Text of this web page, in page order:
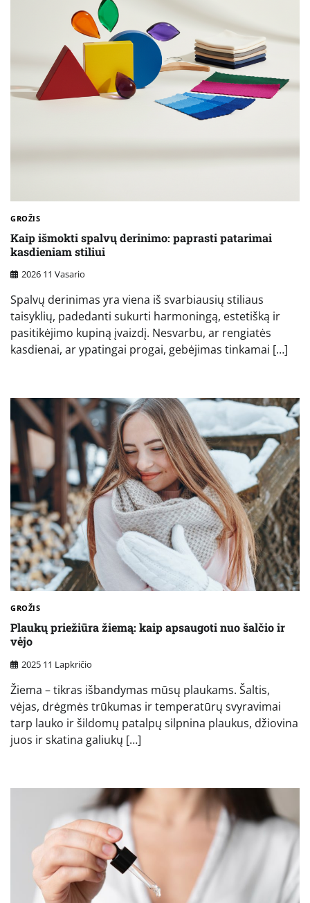
GROŽIS
Kaip išmokti spalvų derinimo: paprasti patarimai
kasdieniam stiliui
2026 11 Vasario
Spalvų derinimas yra viena iš svarbiausių stiliaus
taisyklių, padedanti sukurti harmoningą, estetišką ir
pasitikėjimo kupiną įvaizdį. Nesvarbu, ar rengiatės
kasdienai, ar ypatingai progai, gebėjimas tinkamai […]
GROŽIS
Plaukų priežiūra žiemą: kaip apsaugoti nuo šalčio ir
vėjo
2025 11 Lapkričio
Žiema – tikras išbandymas mūsų plaukams. Šaltis,
vėjas, drėgmės trūkumas ir temperatūrų svyravimai
tarp lauko ir šildomų patalpų silpnina plaukus, džiovina
juos ir skatina galiukų […]